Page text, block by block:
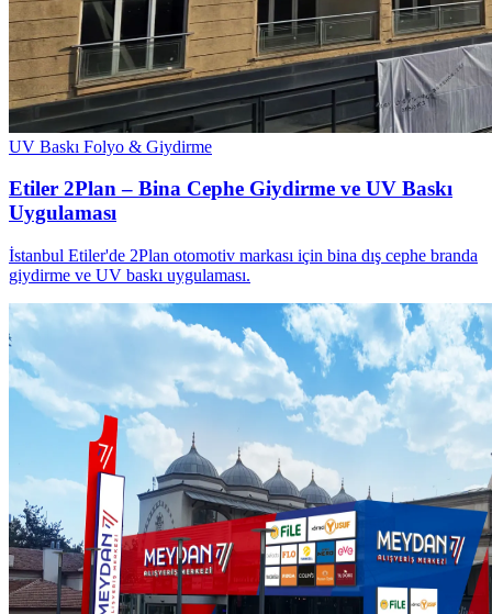
UV Baskı Folyo & Giydirme
Etiler 2Plan – Bina Cephe Giydirme ve UV Baskı
Uygulaması
İstanbul Etiler'de 2Plan otomotiv markası için bina dış cephe branda
giydirme ve UV baskı uygulaması.